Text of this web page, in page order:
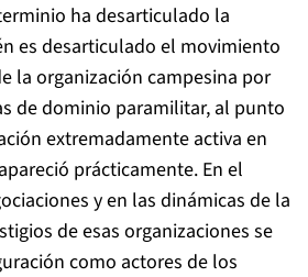
ha desarticulado la
es desarticulado el movimiento
la organización campesina por
de dominio paramilitar, al punto
extremadamente activa en
prácticamente. En el
y en las dinámicas de la
de esas organizaciones se
como actores de los